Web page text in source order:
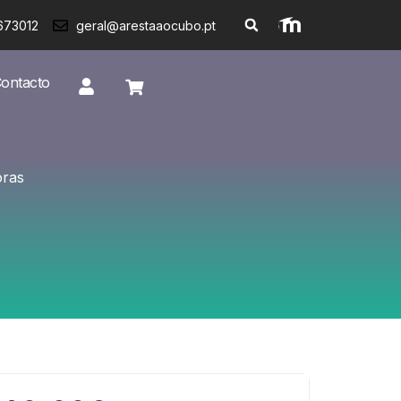
geral@arestaaocubo.pt